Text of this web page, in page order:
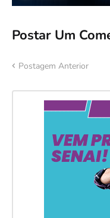
Postar Um
Postagem Anterior